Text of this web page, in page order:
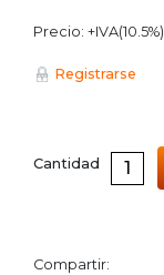
Precio: +IVA(10.5%)
Registrarse
Cantidad
Compartir: